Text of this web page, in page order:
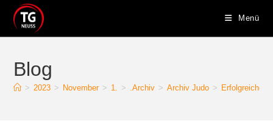
Menü
Blog
> 2023 > November > 1. > .Archiv > Archiv Judo > Erfolgreicher